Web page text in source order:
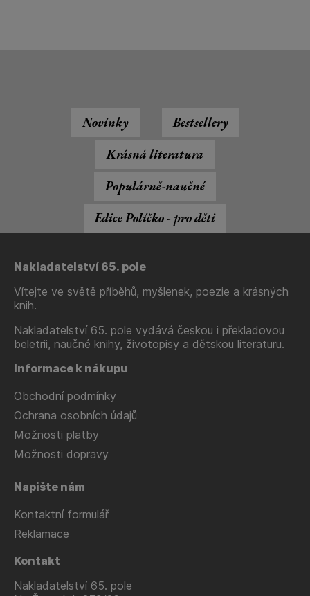
Novinky
Bestsellery
Krásná literatura
Populárně-naučné
Edice Políčko - pro děti
Nakladatelství 65. pole
Vítejte ve světě příběhů, myšlenek, poezie a krásných
knih.
Nakladatelství 65. pole vydává českou i překladovou
beletrii, naučné knihy, životopisy a dětskou literaturu.
Informace k nákupu
Obchodní podmínky
Ochrana osobních údajů
Možnosti platby
Možnosti dopravy
Napište nám
Kontaktní formulář
Reklamace
Kontakt
Nakladatelství 65. pole